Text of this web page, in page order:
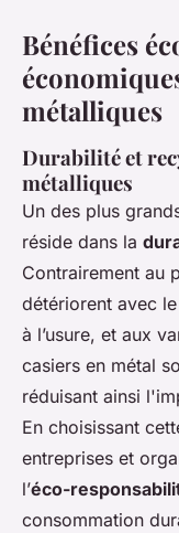
Bénéfices
métalliques
Durabilité et
métalliques
Un des plus
réside dans la
Contrairement au
détériorent avec
à l’usure, et aux
casiers en métal
réduisant ainsi
En choisissant
entreprises et
l’éco-
consommation